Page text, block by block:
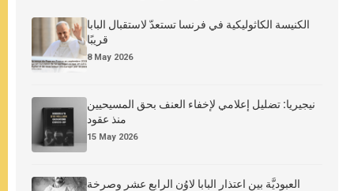
الكنيسة الكاثوليكية في فرنسا تستعدّ لاستقبال البابا
قريبًا
8 May 2026
نيجيريا: تضليل إعلامي لإخفاء العنف بحق المسيحيين
منذ عقود
15 May 2026
العبوديَّة بين اعتذار البابا لاوُن الرابع عشر وصرخة